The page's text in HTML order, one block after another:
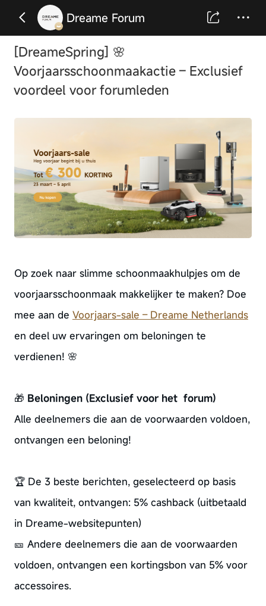
Dreame Forum
[DreameSpring] 🌸
Voorjaarsschoonmaakactie – Exclusief
voordeel voor forumleden
Op zoek naar slimme schoonmaakhulpjes om de
voorjaarsschoonmaak makkelijker te maken? Doe
mee aan de Voorjaars-sale – Dreame Netherlands
en deel uw ervaringen om beloningen te
verdienen! 🌸
🎁 Beloningen (Exclusief voor het forum)
Alle deelnemers die aan de voorwaarden voldoen,
ontvangen een beloning!
🏆 De 3 beste berichten, geselecteerd op basis
van kwaliteit, ontvangen: 5% cashback (uitbetaald
in Dreame-websitepunten)
🎫 Andere deelnemers die aan de voorwaarden
voldoen, ontvangen een kortingsbon van 5% voor
accessoires.